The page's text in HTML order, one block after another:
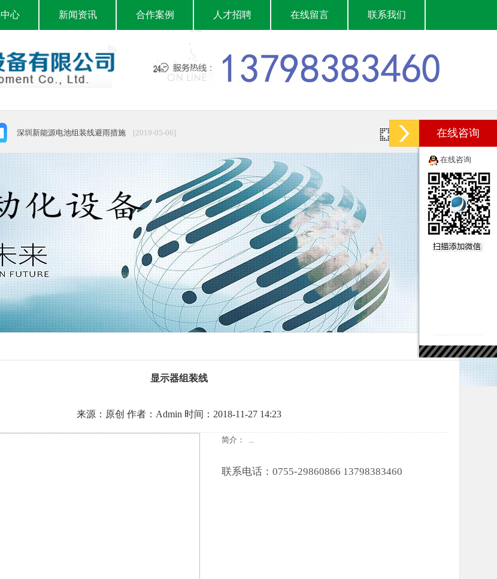
心 新闻资讯 合作案例 人才招聘 在线留言 联系我们
深圳新能源电池组装线避雨措施
[2019-05-06]
深圳往复式提升机采购变化
[2019-04-19]
深圳连续式提升机的采购便利性
[2019-04-19]
采购深圳连续式提升机要点
[2019-04-18]
深圳往复式提升机的地区搜索差异
[2019-04-18]
深圳连续式提升机选择柏泰自动化产品
[2019-04-03]
深圳往复式提升机优化指数三大指标
[2019-04-03]
深圳倍速链输送线网站管理的重要性
[2019-01-08]
深圳新能源电池组装线避雨措施
[2019-05-06]
显示器组装线
来源：原创 作者：Admin 时间：2018-11-27 14:23
简介： ...
联系电话：0755-29860866 13798383460
在线咨询
在线咨询